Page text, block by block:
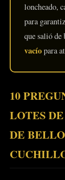
loncheado,
para
que salió de
vacíopara
10
LOTES
DE